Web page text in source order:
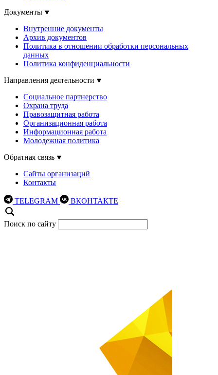
Документы
Внутренние документы
Архив документов
Политика в отношении обработки персональных
данных
Политика конфиденциальности
Направления деятельности
Социальное партнерство
Охрана труда
Правозащитная работа
Организационная работа
Информационная работа
Молодежная политика
Обратная связь
Сайты организаций
Контакты
TELEGRAM ВКОНТАКТЕ
Поиск по сайту